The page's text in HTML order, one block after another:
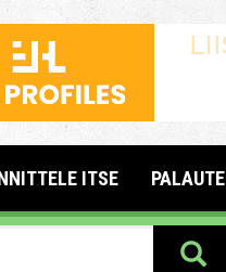
ITSE PALAUTE